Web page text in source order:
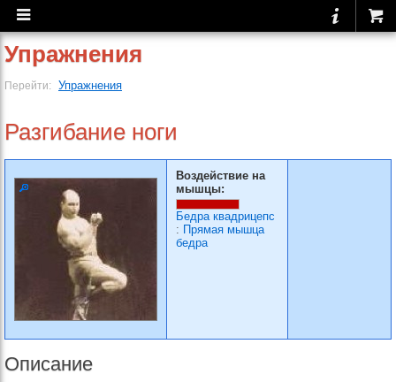
Упражнения
Перейти: Упражнения
Разгибание ноги
Воздействие на
мышцы:
Бедра квадрицепс
: Прямая мышца
бедра
Описание